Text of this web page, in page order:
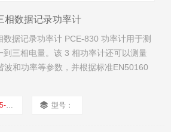
相数据记录功率计
据记录功率计 PCE-830 功率计用于测
到三相电量。该 3 相功率计还可以测量
波和功率等参数，并根据标准EN50160
型号：